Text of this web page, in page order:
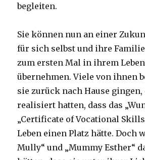
begleiten.
Sie können nun an einer
für sich selbst und ihre
zum ersten Mal in ihrem
übernehmen. Viele von ihnen
sie zurück nach Hause gingen,
realisiert hatten, dass das
„Certificate of Vocational
Leben einen Platz hätte. Doch
Mully“ und „Mummy Esther“